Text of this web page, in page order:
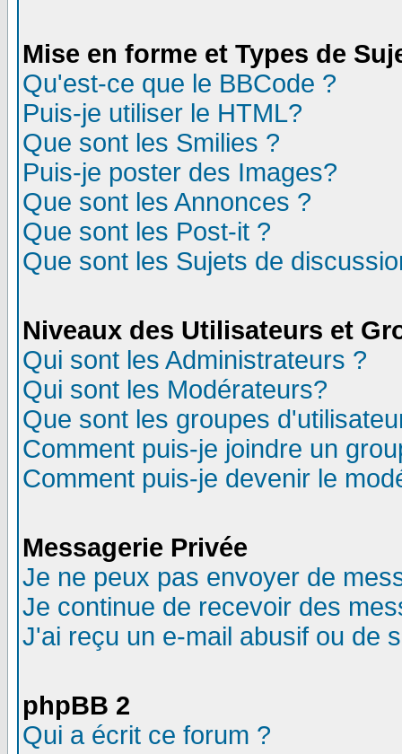
Mise en forme et Types de
Qu'est-ce que le BBCode ?
Puis-je utiliser le HTML?
Que sont les Smilies ?
Puis-je poster des Images?
Que sont les Annonces ?
Que sont les Post-it ?
Que sont les Sujets de
Niveaux des Utilisateurs et
Qui sont les Administrateurs ?
Qui sont les Modérateurs?
Que sont les groupes
Comment puis-je joindre un
Comment puis-je devenir le
Messagerie Privée
Je ne peux pas envoyer de
Je continue de recevoir des
J'ai reçu un e-mail abusif ou de
phpBB 2
Qui a écrit ce forum ?